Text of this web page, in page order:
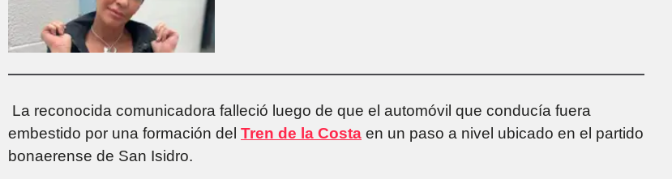
La reconocida comunicadora falleció luego de que el automóvil que conducía fuera
embestido por una formación del Tren de la Costa en un paso a nivel ubicado en el partido
bonaerense de San Isidro.